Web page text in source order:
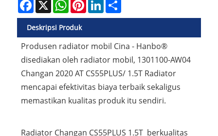
Deskripsi Produk
Produsen radiator mobil Cina - Hanbo®
disediakan oleh radiator mobil, 1301100-AW04
Changan 2020 AT CS55PLUS/ 1.5T Radiator
mencapai efektivitas biaya terbaik sekaligus
memastikan kualitas produk itu sendiri.
Radiator Changan CS55PLUS 1.5T berkualitas